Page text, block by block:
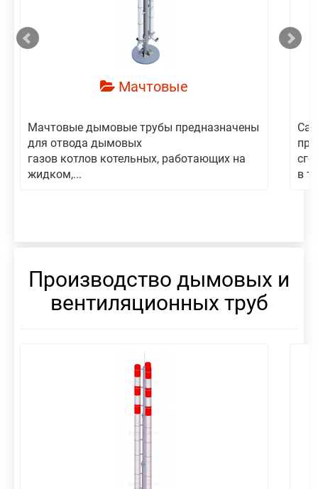
Мачтовые
Мачтовые дымовые трубы предназначены
для отвода дымовых
газов котлов котельных, работающих на
жидком,...
в
Производство дымовых и
вентиляционных труб